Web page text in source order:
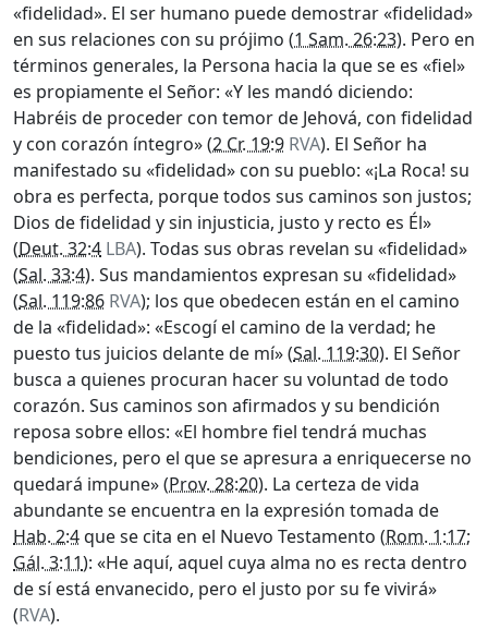
«fidelidad». El ser humano puede demostrar «fidelidad»
en sus relaciones con su prójimo (1 Sam. 26:23). Pero en
términos generales, la Persona hacia la que se es «fiel»
es propiamente el Señor: «Y les mandó diciendo:
Habréis de proceder con temor de Jehová, con fidelidad
y con corazón íntegro» (2 Cr. 19:9 RVA). El Señor ha
manifestado su «fidelidad» con su pueblo: «¡La Roca! su
obra es perfecta, porque todos sus caminos son justos;
Dios de fidelidad y sin injusticia, justo y recto es Él»
(Deut. 32:4 LBA). Todas sus obras revelan su «fidelidad»
(Sal. 33:4). Sus mandamientos expresan su «fidelidad»
(Sal. 119:86 RVA); los que obedecen están en el camino
de la «fidelidad»: «Escogí el camino de la verdad; he
puesto tus juicios delante de mí» (Sal. 119:30). El Señor
busca a quienes procuran hacer su voluntad de todo
corazón. Sus caminos son afirmados y su bendición
reposa sobre ellos: «El hombre fiel tendrá muchas
bendiciones, pero el que se apresura a enriquecerse no
quedará impune» (Prov. 28:20). La certeza de vida
abundante se encuentra en la expresión tomada de
Hab. 2:4que se cita en el Nuevo Testamento (Rom. 1:17;
Gál. 3:11): «He aquí, aquel cuya alma no es recta dentro
de sí está envanecido, pero el justo por su fe vivirá»
(RVA).